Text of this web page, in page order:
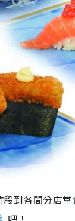
到各間分店